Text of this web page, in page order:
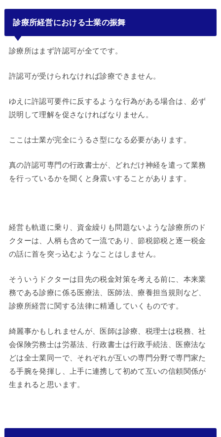
診療所経営における士業の振舞
診療所はまず許認可が全てです。
許認可が受けられなければ診療できません。
ゆえに許認可要件に反するような行為がある場合は、必ず
説明して理解を促さなければなりません。
ここは士業が完全にうるさ型になる必要があります。
真の許認可専門の行政書士が、どれだけ神経を遣って業務
を行っているかを聞くと身震いすることがあります。
経営も軌道に乗り、資金繰りも問題ないような診療所のド
クターは、人柄も含めて一流であり、節税節税と逐一税金
の話に首を突っ込むようなことはしません。
そういうドクターは目先の税金対策を考える前に、本来業
務である診療に係る医療法、医師法、療養担当規則など、
診療所経営に関する法律に精通していくものです。
綺麗事かもしれませんが、医師は診療、税理士は税務、社
会保険労務士は労基法、行政書士は行政手続法、医療法な
どは全士業同一で、それぞれが互いの専門分野で専門家た
る手腕を発揮し、上手に連携して初めて互いの信頼関係が
生まれると思います。